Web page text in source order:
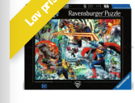
Lav pris